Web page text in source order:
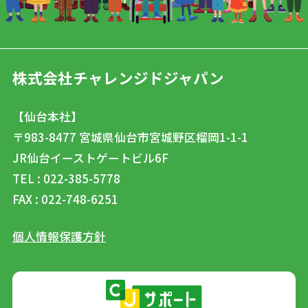
株式会社チャレンジドジャパン
【仙台本社】
〒983-8477 宮城県仙台市宮城野区榴岡1-1-1
JR仙台イーストゲートビル6F
TEL : 022-385-5778
FAX : 022-748-6251
個人情報保護方針